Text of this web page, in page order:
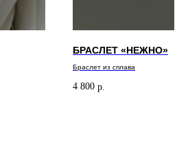
БРАСЛЕТ «НЕЖНО»
Браслет из сплава
4 800 р.